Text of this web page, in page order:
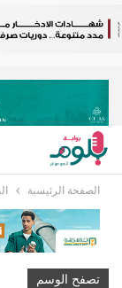
الصفحة الرئيسية
تصفح الوسم